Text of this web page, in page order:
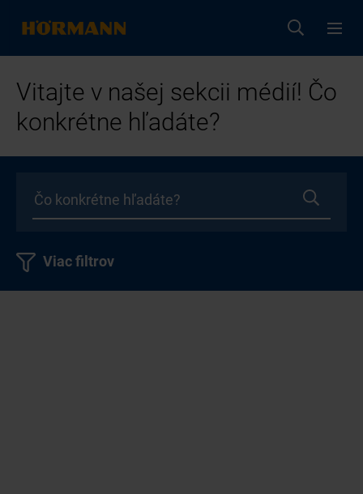
Vitajte v našej sekcii médií! Čo
konkrétne hľadáte?
Viac filtrov